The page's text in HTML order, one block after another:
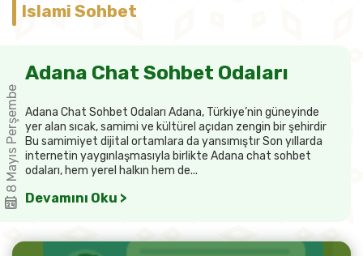
Islami Sohbet
8 Mayıs Perşembe
Adana Chat Sohbet Odaları
Adana Chat Sohbet Odaları Adana, Türkiye’nin güneyinde
yer alan sıcak, samimi ve kültürel açıdan zengin bir şehirdir
Bu samimiyet dijital ortamlara da yansımıştır Son yıllarda
internetin yaygınlaşmasıyla birlikte Adana chat sohbet
odaları, hem yerel halkın hem de...
Devamını Oku >